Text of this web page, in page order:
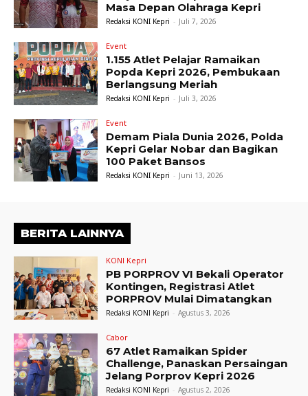
Masa Depan Olahraga Kepri
Redaksi KONI Kepri - Juli 7, 2026
Event
1.155 Atlet Pelajar Ramaikan
Popda Kepri 2026, Pembukaan
Berlangsung Meriah
Redaksi KONI Kepri - Juli 3, 2026
Event
Demam Piala Dunia 2026, Polda
Kepri Gelar Nobar dan Bagikan
100 Paket Bansos
Redaksi KONI Kepri - Juni 13, 2026
BERITA LAINNYA
KONI Kepri
PB PORPROV VI Bekali Operator
Kontingen, Registrasi Atlet
PORPROV Mulai Dimatangkan
Redaksi KONI Kepri - Agustus 3, 2026
Cabor
67 Atlet Ramaikan Spider
Challenge, Panaskan Persaingan
Jelang Porprov Kepri 2026
Redaksi KONI Kepri - Agustus 2, 2026